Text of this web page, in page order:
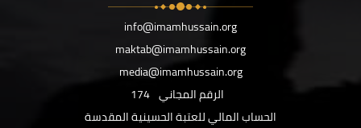
info@imamhussain.org
maktab@imamhussain.org
media@imamhussain.org
الرقم المجاني 174
الحساب المالي للعتبة الحسينية المقدسة